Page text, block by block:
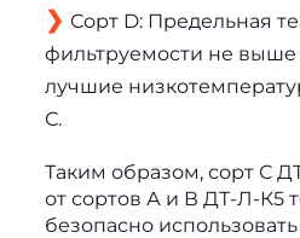
Сорт D: Предельная
фильтруемости не выше
лучшие
С.
Таким образом, сорт С
от сортов А и В ДТ-Л-К5
безопасно